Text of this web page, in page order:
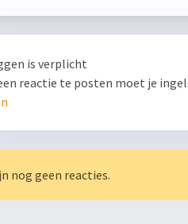
is verplicht
reactie te posten moet je
nog geen reacties.